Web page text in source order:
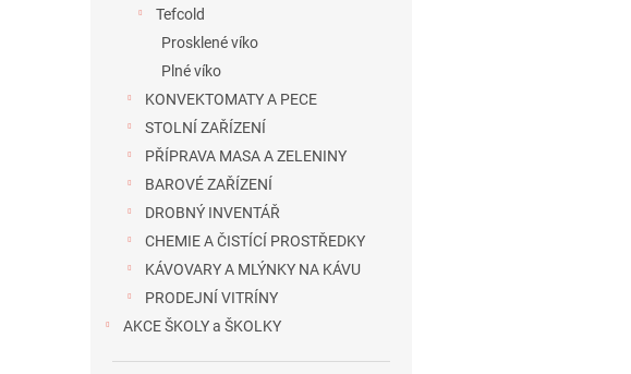
Tefcold
Prosklené víko
Plné víko
KONVEKTOMATY A PECE
STOLNÍ ZAŘÍZENÍ
PŘÍPRAVA MASA A ZELENINY
BAROVÉ ZAŘÍZENÍ
DROBNÝ INVENTÁŘ
CHEMIE A ČISTÍCÍ PROSTŘEDKY
KÁVOVARY A MLÝNKY NA KÁVU
PRODEJNÍ VITRÍNY
AKCE ŠKOLY a ŠKOLKY